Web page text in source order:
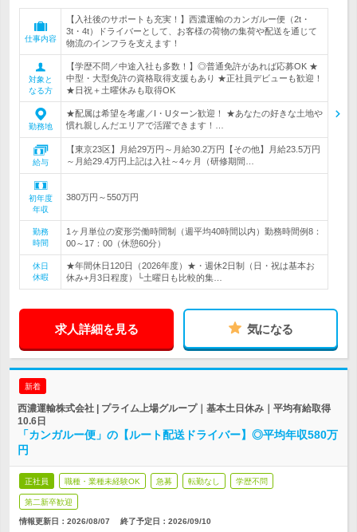
仕事内容
【入社後のサポートも充実！】西濃運輸のカンガルー便（2t・
3t・4t）ドライバーとして、お客様の荷物の集荷や配送を通じて
物流のインフラを支えます！
対象と
なる方
【学歴不問／中途入社も多数！】◎普通免許があれば応募OK ★
中型・大型免許の資格取得支援もあり ★正社員デビューも歓迎！
★日祝＋土曜休みも取得OK
勤務地
★配属は希望を考慮／I・Uターン歓迎！ ★あなたの好きな土地や
慣れ親しんだエリアで活躍できます！…
給与
【東京23区】月給29万円～月給30.2万円【その他】月給23.5万円
～月給29.4万円上記は入社～4ヶ月（研修期間…
初年度
年収
380万円～550万円
勤務
時間
1ヶ月単位の変形労働時間制（週平均40時間以内）勤務時間例8：
00～17：00（休憩60分）
休日
休暇
★年間休日120日（2026年度）★・週休2日制（日・祝は基本お
休み+月3日程度）└土曜日も比較的集…
求人詳細を見る 気になる
新着
西濃運輸株式会社 | プライム上場グループ｜基本土日休み｜平均有給取得
10.6日
「カンガルー便」の【ルート配送ドライバー】◎平均年収580万
円
正社員 職種・業種未経験OK 急募 転勤なし 学歴不問
第二新卒歓迎
情報更新日：2026/08/07 終了予定日： 2026/09/10